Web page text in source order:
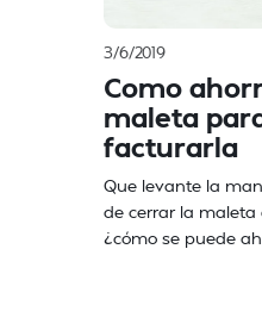
3/6/2019
Como
maleta
facturarla
Que levante la
de cerrar la maleta
¿cómo se puede